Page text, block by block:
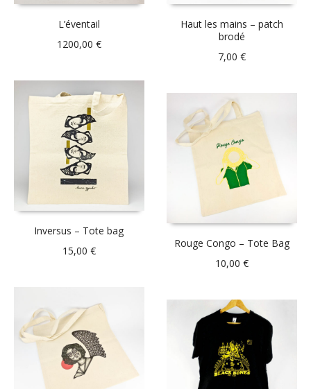
L’éventail
1200,00 €
Haut les mains – patch
brodé
7,00€
Inversus – Tote bag
15,00 €
Rouge Congo – Tote Bag
10,00€